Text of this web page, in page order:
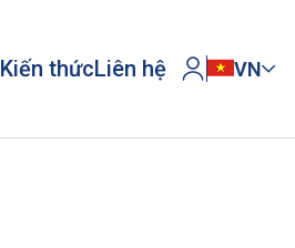
Kiến thứcLiên hệ VN